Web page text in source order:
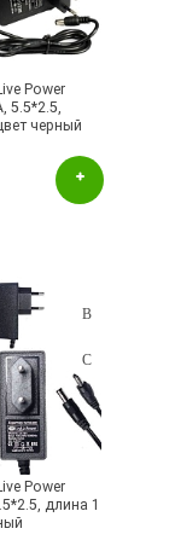
Power
5.5*2.5,
черный
Power
длина 1